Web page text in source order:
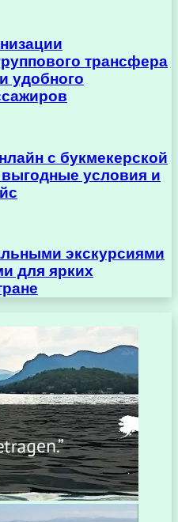
трансфера
удобного
с букмекерской
условия и
экскурсиями
для ярких